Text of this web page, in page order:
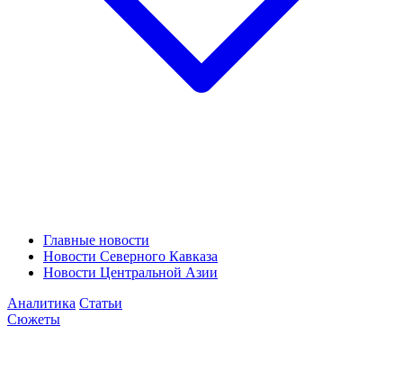
Главные новости
Новости Северного Кавказа
Новости Центральной Азии
Аналитика Статьи
Сюжеты